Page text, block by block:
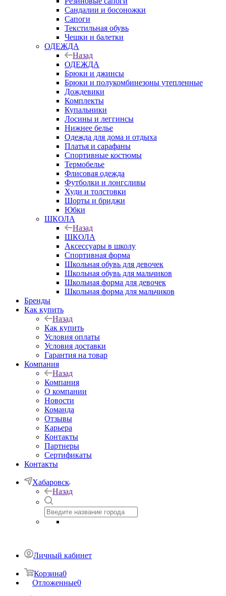
Сандалии и босоножки
Сапоги
Текстильная обувь
Чешки и балетки
ОДЕЖДА
Назад
ОДЕЖДА
Брюки и джинсы
Брюки и полукомбинезоны утепленные
Дождевики
Комплекты
Купальники
Лосины и леггинсы
Нижнее белье
Одежда для дома и отдыха
Платья и сарафаны
Спортивные костюмы
Термобелье
Флисовая одежда
Футболки и лонгсливы
Худи и толстовки
Шорты и бриджи
Юбки
ШКОЛА
Назад
ШКОЛА
Аксессуары в школу
Спортивная форма
Школьная обувь для девочек
Школьная обувь для мальчиков
Школьная форма для девочек
Школьная форма для мальчиков
Бренды
Как купить
Назад
Как купить
Условия оплаты
Условия доставки
Гарантия на товар
Компания
Назад
Компания
О компании
Новости
Команда
Отзывы
Карьера
Контакты
Партнеры
Сертификаты
Контакты
Хабаровск
Назад
Личный кабинет
Корзина0
Отложенные0